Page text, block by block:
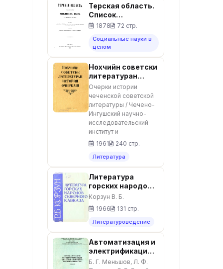
Терская область.
Список
населенных мест
1874 года.
1878 72 стр.
Социальные науки в
целом
Нохчийн советски
литературан
историн очеркаш
Очерки истории
чеченской советской
литературы / Чечено-
Ингушский научно-
исследовательский
институт и
1961
240 стр.
Литература
Литература
горских народов
Северного
Кавказа:
дооктябрьский
период
Корзун В. Б.
1966
131 стр.
Литературоведение
Автоматизация и
электрификация
объектов
Б. Г. Меньшов, Л. Ф.